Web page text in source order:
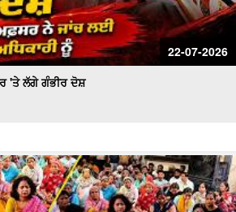
22-07-2026
'ਤੇ ਲੱਗੇ ਗੰਭੀਰ ਦੋਸ਼